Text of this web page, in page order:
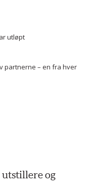
utløpt
partnerne – en fra hver
og